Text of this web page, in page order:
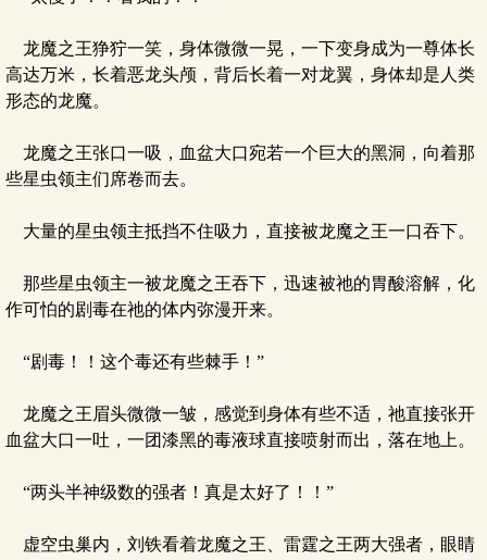
龙魔之王狰狞一笑，身体微微一晃，一下变身成为一尊体长
高达万米，长着恶龙头颅，背后长着一对龙翼，身体却是人类
形态的龙魔。
龙魔之王张口一吸，血盆大口宛若一个巨大的黑洞，向着那
些星虫领主们席卷而去。
大量的星虫领主抵挡不住吸力，直接被龙魔之王一口吞下。
那些星虫领主一被龙魔之王吞下，迅速被祂的胃酸溶解，化
作可怕的剧毒在祂的体内弥漫开来。
“剧毒！！这个毒还有些棘手！”
龙魔之王眉头微微一皱，感觉到身体有些不适，祂直接张开
血盆大口一吐，一团漆黑的毒液球直接喷射而出，落在地上。
“两头半神级数的强者！真是太好了！！”
虚空虫巢内，刘铁看着龙魔之王、雷霆之王两大强者，眼睛